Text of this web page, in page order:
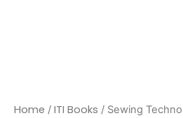
Home / ITI Books / Sewing